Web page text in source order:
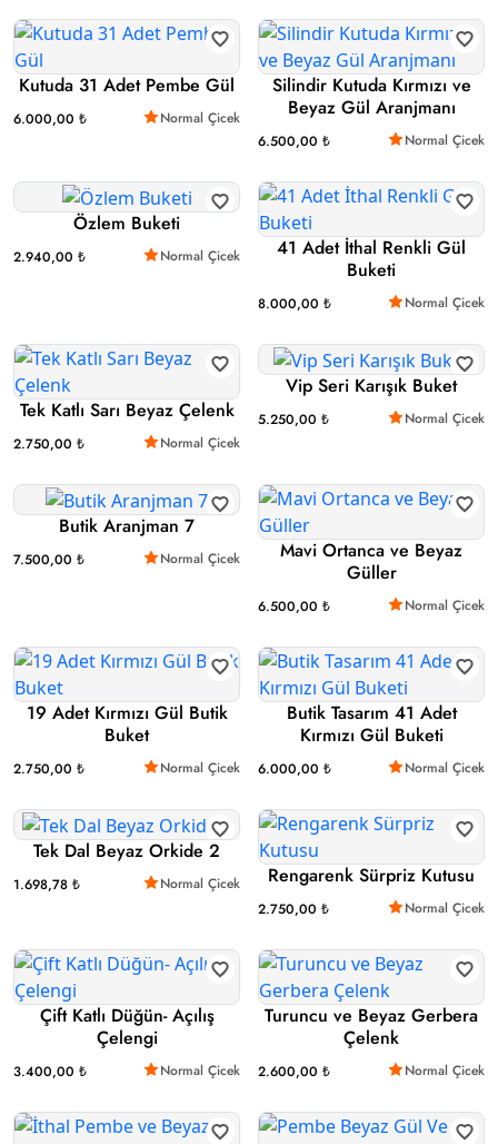
Kutuda 31 Adet Pembe Gül
6.000,00 ₺ Normal Çicek
Silindir Kutuda Kırmızı ve
Beyaz Gül Aranjmanı
6.500,00 ₺ Normal Çicek
Özlem Buketi
2.940,00 ₺ Normal Çicek
41 Adet İthal Renkli Gül
Buketi
8.000,00 ₺ Normal Çicek
Tek Katlı Sarı Beyaz Çelenk
2.750,00 ₺ Normal Çicek
Vip Seri Karışık Buket
5.250,00 ₺ Normal Çicek
Butik Aranjman 7
7.500,00 ₺ Normal Çicek
Mavi Ortanca ve Beyaz
Güller
6.500,00 ₺ Normal Çicek
19 Adet Kırmızı Gül Butik
Buket
2.750,00 ₺ Normal Çicek
Butik Tasarım 41 Adet
Kırmızı Gül Buketi
6.000,00 ₺ Normal Çicek
Tek Dal Beyaz Orkide 2
1.698,78 ₺ Normal Çicek Rengarenk Sürpriz Kutusu
2.750,00 ₺ Normal Çicek
Çift Katlı Düğün- Açılış
Çelengi
3.400,00 ₺ Normal Çicek
Turuncu ve Beyaz Gerbera
Çelenk
2.600,00 ₺ Normal Çicek